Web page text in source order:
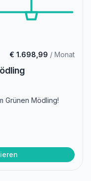
€ 1.698,99 / Monat
Grünen Mödling!